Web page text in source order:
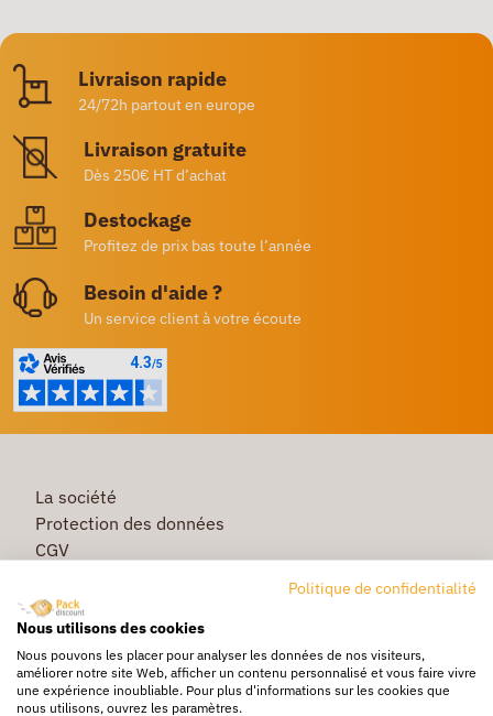
Livraison rapide
24/72h partout en europe
Livraison gratuite
Dès 250€ HT d’achat
Destockage
Profitez de prix bas toute l’année
Besoin d'aide ?
Un service client à votre écoute
La société
Protection des données
CGV
Commande rapide
Livraison
Politique de confidentialité
Nous utilisons des cookies
Nous pouvons les placer pour analyser les données de nos visiteurs,
améliorer notre site Web, afficher un contenu personnalisé et vous faire vivre
une expérience inoubliable. Pour plus d'informations sur les cookies que
nous utilisons, ouvrez les paramètres.